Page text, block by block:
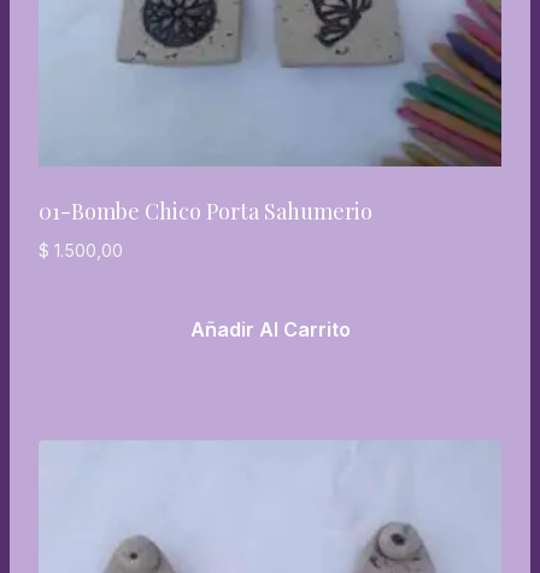
01-Bombe Chico Porta Sahumerio
$ 1.500,00
Añadir Al Carrito